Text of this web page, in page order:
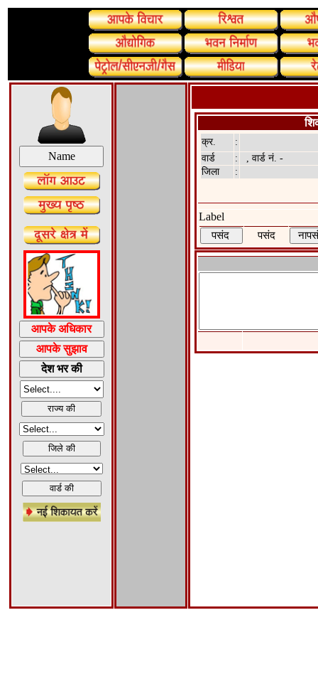
क्र.
:
वार्ड
:
, वार्ड नं. -
जिला
:
Label
पसंद